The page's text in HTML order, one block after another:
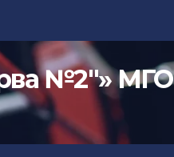
№2"» МГО